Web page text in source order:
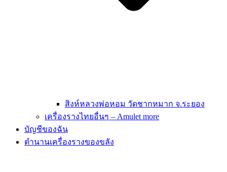
สิงห์หลวงพ่อหอม วัดชากหมาก จ.ระยอง
เครื่องรางไทยอื่นๆ – Amulet more
บัญชีของฉัน
ตำนานเครื่องรางของขลัง